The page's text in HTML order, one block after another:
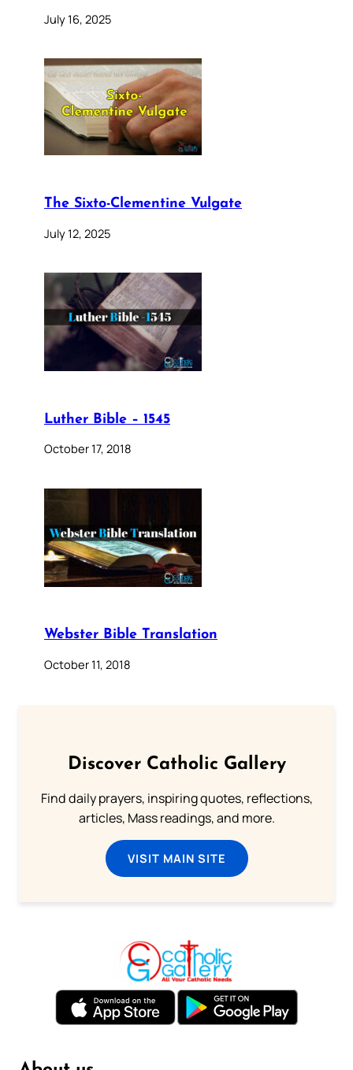
July 16, 2025
The Sixto-Clementine Vulgate
July 12, 2025
Luther Bible – 1545
October 17, 2018
Webster Bible Translation
October 11, 2018
Discover Catholic Gallery
Find daily prayers, inspiring quotes, reflections,
articles, Mass readings, and more.
VISIT MAIN SITE